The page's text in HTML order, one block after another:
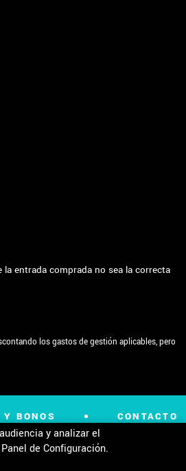
entrada comprada no sea la correcta
los gastos de gestión aplicables, pero
y analizar el
de Configuración.
BONOS CONTACTO